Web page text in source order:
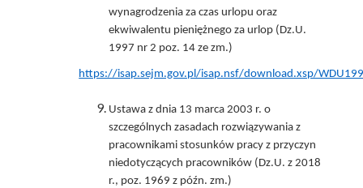
wynagrodzenia za czas urlopu oraz
ekwiwalentu pieniężnego za urlop (Dz.U.
1997 nr 2 poz. 14 ze zm.)
https://isap.sejm.gov.pl/isap.nsf/download.xsp/
Ustawa z dnia 13 marca 2003 r. o
szczególnych zasadach rozwiązywania z
pracownikami stosunków pracy z przyczyn
niedotyczących pracowników (Dz.U. z 2018
r., poz. 1969 z późn. zm.)